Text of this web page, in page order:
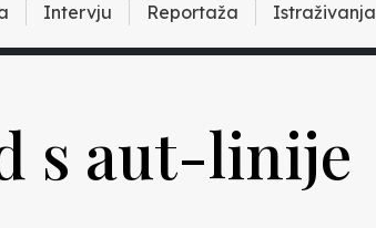
Intervju Reportaža Istraživanja
s aut-linije